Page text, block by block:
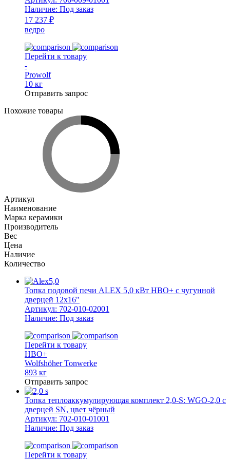
ведро
WT
Наличие: Под заказ
17 237 ₽
ведро
Перейти к товару
-
Prowolf
10 кг
Отправить запрос
Похожие товары
Артикул
Наименование
Марка керамики
Производитель
Вес
Цена
Наличие
Количество
Топка подовой печи ALEX 5,0 кВт HBO+ с чугунной
дверцей 12х16"
Артикул: 702-010-02001
Наличие: Под заказ
Перейти к товару
HBO+
Wolfshöher Tonwerke
893 кг
Отправить запрос
Топка теплоаккумулирующая комплект 2,0-S: WGO-2,0 с
дверцей SN, цвет чёрный
Артикул: 702-010-01001
Наличие: Под заказ
Перейти к товару